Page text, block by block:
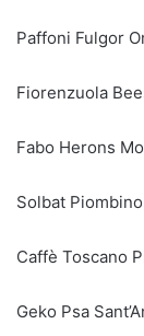
Paffoni Fulgor
Fiorenzuola
Fabo Herons
Solbat
Caffè Toscano
Geko Psa